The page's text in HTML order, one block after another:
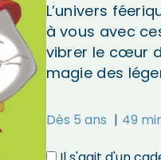
L’univers
à vous avec
vibrer le cœur
magie des
Dès 5 ans 49